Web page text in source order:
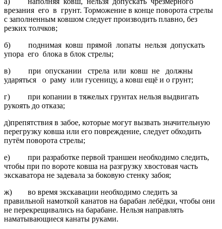
врезания его в грунт. Торможение в конце поворота стрелы
с заполненным ковшом следует производить плавно, без
резких толчков;
б) поднимая ковш прямой лопаты нельзя допускать
упора его блока в блок стрелы;
в) при опускании стрела или ковш не должны
ударяться о раму или гусеницу, а ковш ещё и о грунт;
г) при копании в тяжелых грунтах нельзя выдвигать
рукоять до отказа;
д)препятствия в забое, которые могут вызвать значительную
перегрузку ковша или его повреждение, следует обходить
путём поворота стрелы;
е) при разработке первой траншеи необходимо следить,
чтобы при по вороте ковша на разгрузку хвостовая часть
экскаватора не задевала за боковую стенку забоя;
ж) во время экскавации необходимо следить за
правильной намоткой канатов на барабан лебёдки, чтобы они
не перекрещивались на барабане. Нельзя направлять
наматывающиеся канаты руками.